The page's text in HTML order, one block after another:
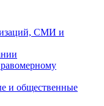
СМИ и
и общественные